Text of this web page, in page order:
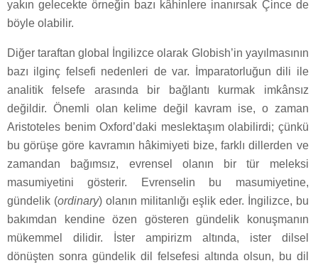
yakın gelecekte örneğin bazı kâhinlere inanırsak Çince de
böyle olabilir.
Diğer taraftan global İngilizce olarak Globish’in yayılmasının
bazı ilginç felsefi nedenleri de var. İmparatorluğun dili ile
analitik felsefe arasında bir bağlantı kurmak imkânsız
değildir. Önemli olan kelime değil kavram ise, o zaman
Aristoteles benim Oxford’daki meslektaşım olabilirdi; çünkü
bu görüşe göre kavramın hâkimiyeti bize, farklı dillerden ve
zamandan bağımsız, evrensel olanın bir tür meleksi
masumiyetini gösterir. Evrenselin bu masumiyetine,
gündelik (ordinary) olanın militanlığı eşlik eder. İngilizce, bu
bakımdan kendine özen gösteren gündelik konuşmanın
mükemmel dilidir. İster ampirizm altında, ister dilsel
dönüşten sonra gündelik dil felsefesi altında olsun, bu dil